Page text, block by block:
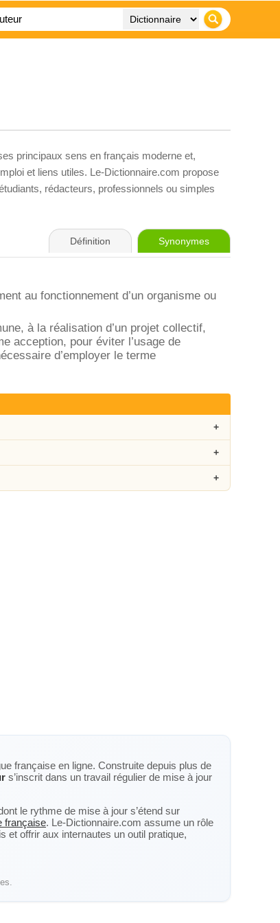
principaux sens en français moderne et,
et liens utiles. Le-Dictionnaire.com propose
rédacteurs, professionnels ou simples
Définition Synonymes
au fonctionnement d’un organisme ou
à la réalisation d’un projet collectif,
acception, pour éviter l’usage de
d’employer le terme
française en ligne. Construite depuis plus de
s’inscrit dans un travail régulier de mise à jour
le rythme de mise à jour s’étend sur
française. Le-Dictionnaire.com assume un rôle
et offrir aux internautes un outil pratique,